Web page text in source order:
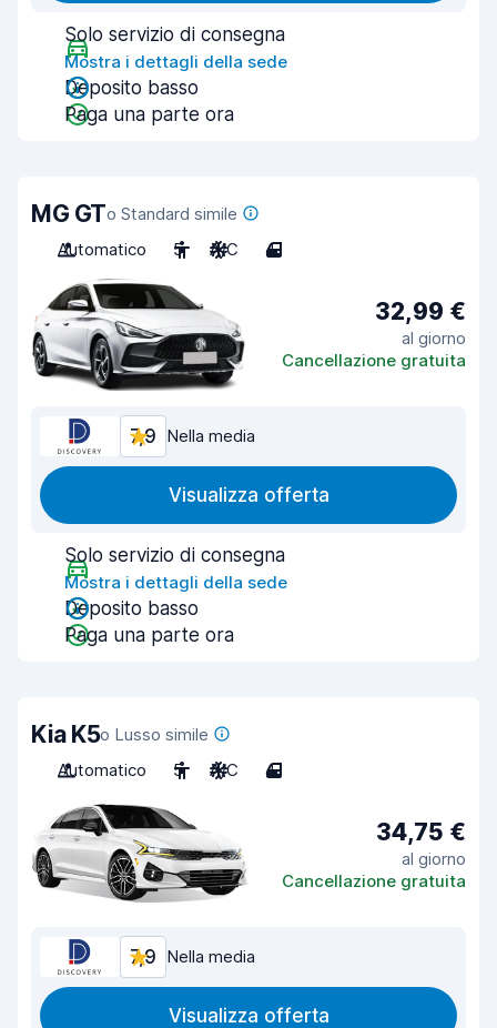
Solo servizio di consegna
Mostra i dettagli della sede
Deposito basso
Paga una parte ora
MG GTo Standard simile
Automatico
5 A/C 4
32,99 €
al giorno
Cancellazione gratuita
7,9 Nella media
Visualizza offerta
Solo servizio di consegna
Mostra i dettagli della sede
Deposito basso
Paga una parte ora
Kia K5o Lusso simile
Automatico
5 A/C 4
34,75 €
al giorno
Cancellazione gratuita
7,9 Nella media
Visualizza offerta